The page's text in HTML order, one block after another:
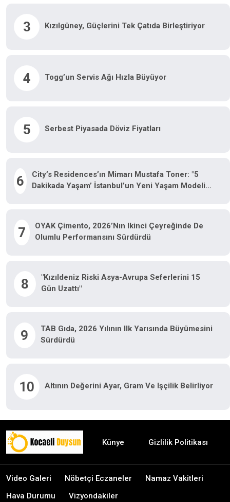
3 Kızılgüney, Güçlerini Tek Çatıda Birleştiriyor
4 Togg’un Servis Ağı Hızla Büyüyor
5 Serbest Piyasada Döviz Fiyatları
6
City’s Residences’ın Mimarı Mustafa Toner: "5
Dakikada Yaşam’ İstanbul’un Yeni Yaşam Modeli
7
OYAK Çimento, 2026’nın Ikinci Çeyreğinde De
Olumlu Performansını Sürdürdü
8
"Kızıldeniz Riski Asya-Avrupa Seferlerini 15
Gün Uzattı"
9
TAB Gıda, 2026 Yılının Ilk Yarısında Büyümesini
Sürdürdü
10 Altının Değerini Ayar, Gram Ve Işçilik Belirliyor
Künye Gizlilik Politikası
Video Galeri Nöbetçi Eczaneler
Namaz Vakitleri
Hava Durumu
Vizyondakiler